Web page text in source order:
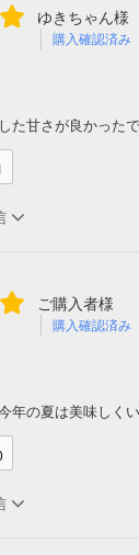
ゆきちゃん様
購入確認済み
た甘さが良かった
ご購入者様
購入確認済み
年の夏は美味しく